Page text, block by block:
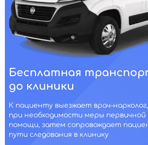
Бесплатная
до клиники
К пациенту выезжает врач-
при необходимости меры первичной
помощи, затем сопровождает
пути следования в клинику